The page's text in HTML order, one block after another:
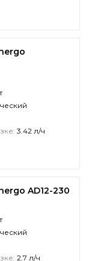
3.42 л/ч
AD12-230
2.7 л/ч